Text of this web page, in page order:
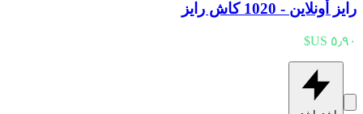
رايز أونلاين - 1020 كاش رايز